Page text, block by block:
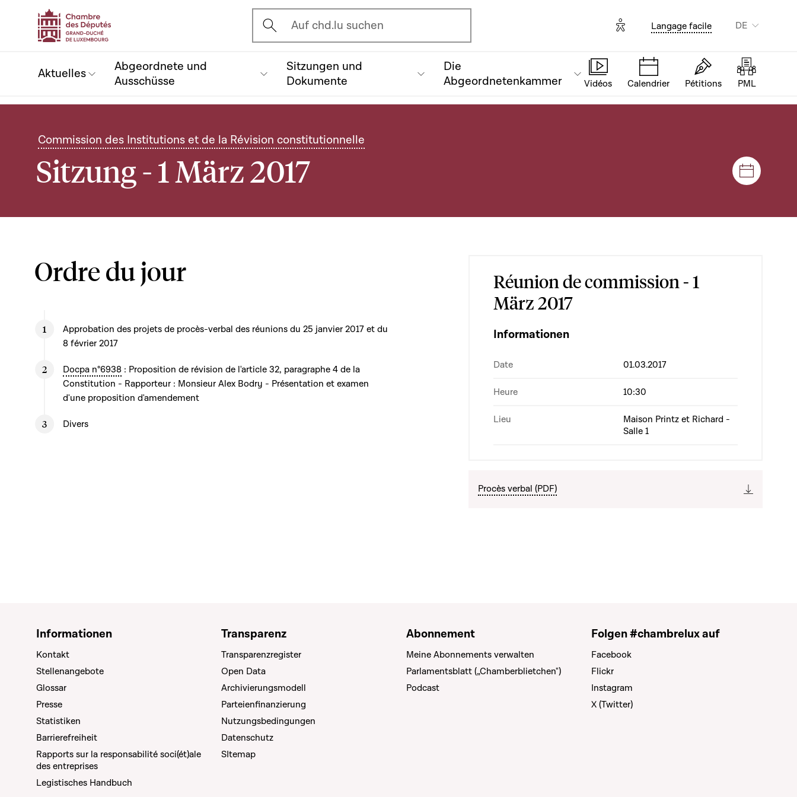
Ouvrir l'écran de recherche
Auf chd.lu suchen Options d'accessibilité
Langage facile DE
Aktuelles
Abgeordnete und
Ausschüsse
Sitzungen und
Dokumente
Die
Abgeordnetenkammer
Vidéos Calendrier Pétitions PML
Commission des Institutions et de la Révision constitutionnelle
Sitzung - 1 März 2017 Plenar-
Ordre du jour
Approbation des projets de procès-verbal des réunions du 25 janvier 2017 et du
8 février 2017
Docpa n°6938 : Proposition de révision de l'article 32, paragraphe 4 de la
Constitution - Rapporteur : Monsieur Alex Bodry - Présentation et examen
d'une proposition d'amendement
Divers
Réunion de commission - 1
März 2017
Informationen
Date 01.03.2017
Heure 10:30
Lieu
Maison Printz et Richard -
Salle 1
Procès verbal (PDF)
Informationen
Kontakt
Stellenangebote
Glossar
Presse
Statistiken
Barrierefreiheit
Rapports sur la responsabilité soci(ét)ale
des entreprises
Legistisches Handbuch
Transparenz
Transparenzregister
Open Data
Archivierungsmodell
Parteienfinanzierung
Nutzungsbedingungen
Datenschutz
SItemap
Abonnement
Meine Abonnements verwalten
Parlamentsblatt („Chamberblietchen")
Podcast
Folgen #chambrelux auf
Facebook
Flickr
Instagram
X (Twitter)